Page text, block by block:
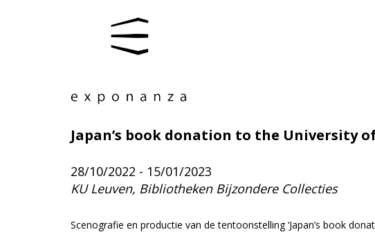
Japan’s book donation to the University
28/10/2022 - 15/01/2023
KU Leuven, Bibliotheken Bijzondere Collecties
Scenografie en productie van de tentoonstelling ‘Japan’s book